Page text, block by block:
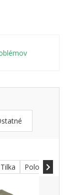
Tilka Polokošele